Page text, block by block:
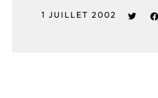
1 JUILLET 2002